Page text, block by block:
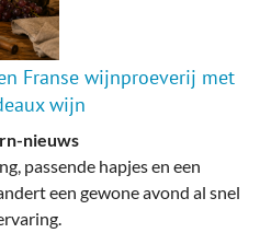
Franse wijnproeverij met
wijn
nieuws
passende hapjes en een
een gewone avond al snel